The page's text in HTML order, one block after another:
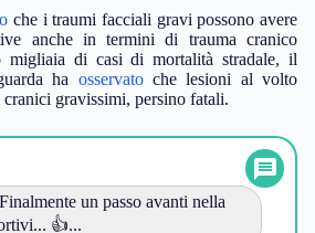
che i traumi facciali gravi possono avere
anche in termini di trauma cranico
migliaia di casi di mortalità stradale, il
ha osservatoche lesioni al volto
cranici gravissimi, persino fatali.
un passo avanti nella
👍...